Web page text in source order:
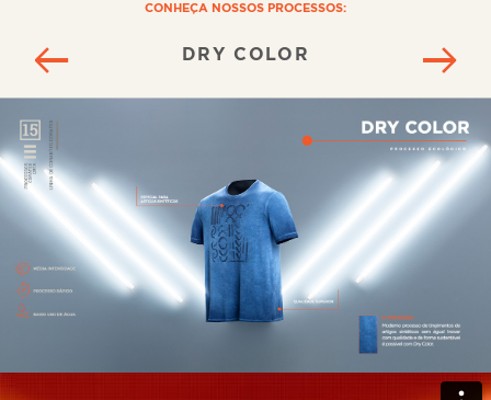
CONHEÇA NOSSOS PROCESSOS:
DRY COLOR